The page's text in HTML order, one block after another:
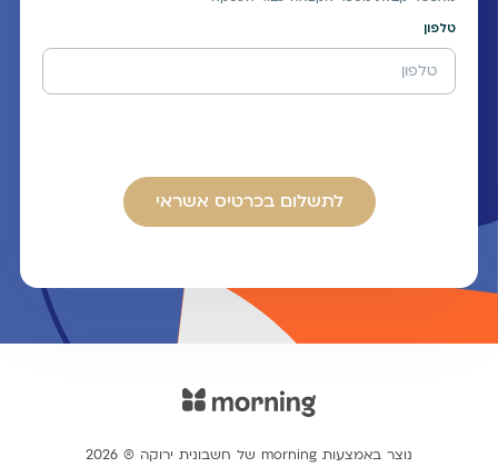
טלפון
לתשלום בכרטיס אשראי
נוצר באמצעות morning של חשבונית ירוקה ® 2026